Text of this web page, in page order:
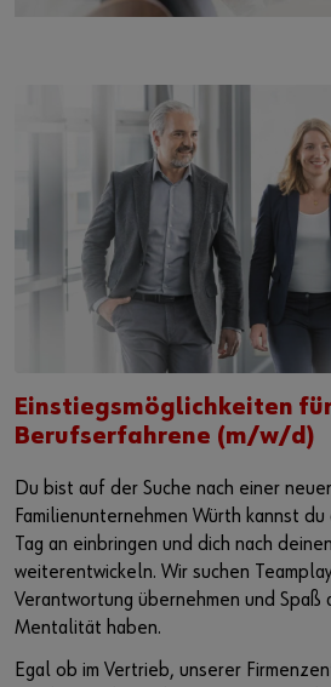
Einstiegsmöglichkeiten
Berufserfahrene (m/w/d)
Du bist auf der Suche nach einer
Familienunternehmen Würth kannst
Tag an einbringen und dich nach
weiterentwickeln. Wir suchen
Verantwortung übernehmen und Spaß
Mentalität haben.
Egal ob im Vertrieb, unserer